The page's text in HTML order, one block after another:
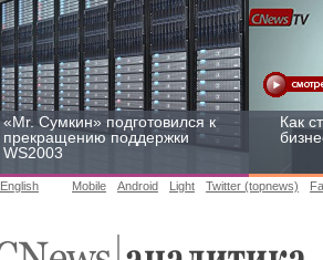
«Mr. Сумкин» подготовился к
прекращению поддержки
WS2003
Как
English Mobile Android Light Twitter (topnews)